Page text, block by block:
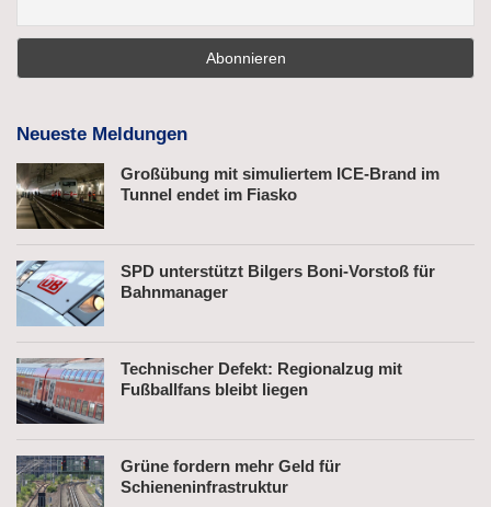
Neueste Meldungen
Großübung mit simuliertem ICE-Brand im
Tunnel endet im Fiasko
SPD unterstützt Bilgers Boni-Vorstoß für
Bahnmanager
Technischer Defekt: Regionalzug mit
Fußballfans bleibt liegen
Grüne fordern mehr Geld für
Schieneninfrastruktur